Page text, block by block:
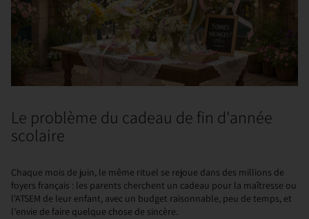
Le problème du cadeau de fin d'année
scolaire
Chaque mois de juin, le même rituel se rejoue dans des millions de
foyers français : les parents cherchent un cadeau pour la maîtresse ou
l'ATSEM de leur enfant, avec un budget raisonnable, peu de temps, et
l'envie de faire quelque chose de sincère.